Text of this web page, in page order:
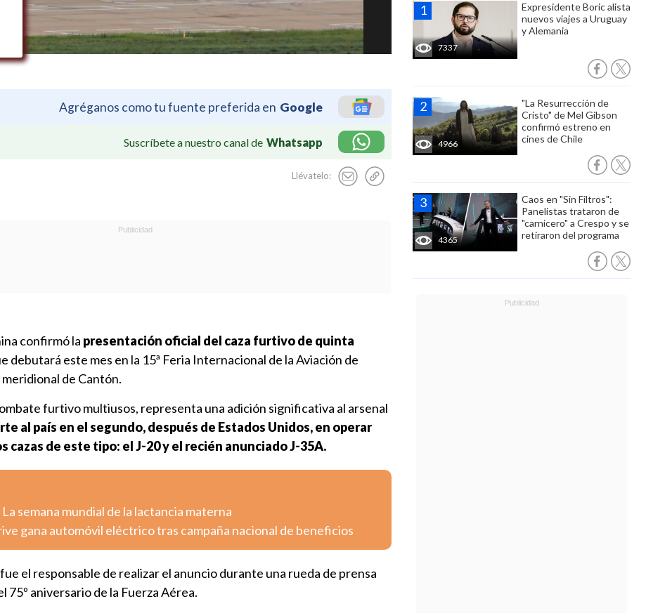
Agréganos como tu fuente preferida en Google
Suscríbete a nuestro canal de Whatsapp
Llévatelo:
7337
Expresidente Boric alista
nuevos viajes a Uruguay
y Alemania
4966
"La Resurrección de
Cristo" de Mel Gibson
confirmó estreno en
cines de Chile
4365
Caos en "Sin Filtros":
Panelistas trataron de
"carnicero" a Crespo y se
retiraron del programa
confirmó la presentación oficial del caza furtivo de quinta
debutará este mes en la 15ª Feria Internacional de la Aviación de
de Cantón.
furtivo multiusos, representa una adición significativa al arsenal
al país en el segundo, después de Estados Unidos, en operar
cazas de este tipo: el J-20 y el recién anunciado J-35A.
semana mundial de la lactancia materna
gana automóvil eléctrico tras campaña nacional de beneficios
el responsable de realizar el anuncio durante una rueda de prensa
75º aniversario de la Fuerza Aérea.